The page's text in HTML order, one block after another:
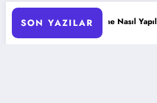
SON YAZILAR
GPO Yedekleme Nasıl Yapılır?